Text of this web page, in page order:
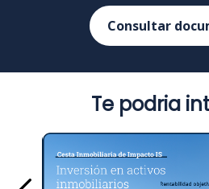
Consultar
Te podria